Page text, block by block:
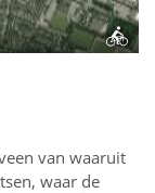
van waaruit
waar de